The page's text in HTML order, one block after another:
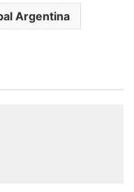
Argentina